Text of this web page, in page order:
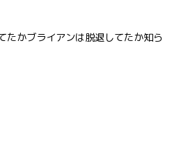
たかブライアンは脱退してたか知ら